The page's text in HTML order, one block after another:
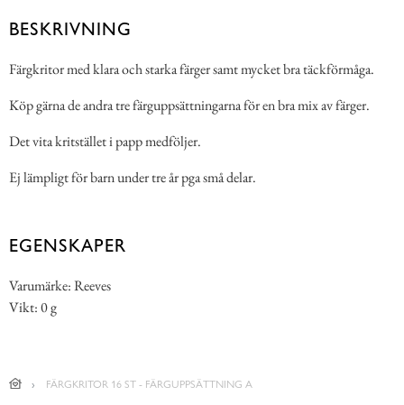
BESKRIVNING
Färgkritor med klara och starka färger samt mycket bra täckförmåga.
Köp gärna de andra tre färguppsättningarna för en bra mix av färger.
Det vita kritstället i papp medföljer.
Ej lämpligt för barn under tre år pga små delar.
EGENSKAPER
Varumärke: Reeves
Vikt: 0 g
FÄRGKRITOR 16 ST - FÄRGUPPSÄTTNING A